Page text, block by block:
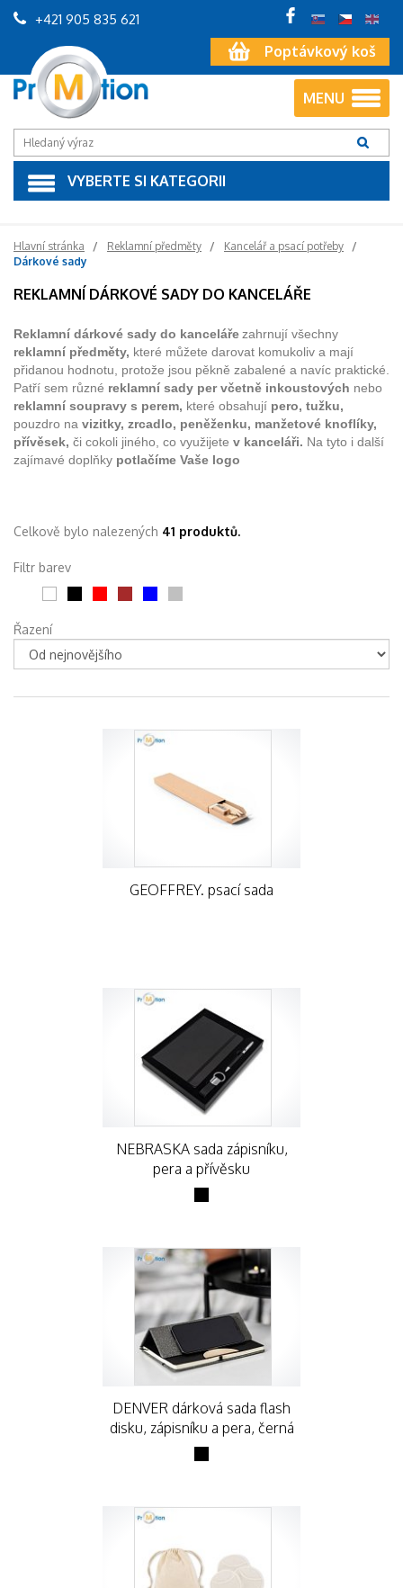
Poptávkový koš
+421 905 835 621
MENU
VYBERTE SI KATEGORII
Hlavní stránka Reklamní předměty
Kancelář a psací potřeby
Dárkové sady
REKLAMNÍ DÁRKOVÉ SADY DO KANCELÁŘE
Reklamní dárkové sady do kancelářezahrnují všechny
reklamní předměty, které můžete darovat komukoliv a mají
přidanou hodnotu, protože jsou pěkně zabalené a navíc praktické.
Patří sem různé reklamní sady per včetně inkoustových nebo
reklamní soupravy s perem, které obsahují pero, tužku,
pouzdro na vizitky, zrcadlo, peněženku, manžetové knoflíky,
přívěsek, či cokoli jiného, co využijete v kanceláři. Na tyto i další
zajímavé doplňky potlačíme Vaše logo
Celkově bylo nalezených 41 produktů.
Filtr barev
Řazení
GEOFFREY. psací sada
NEBRASKA sada zápisníku,
pera a přívěsku
DENVER dárková sada flash
disku, zápisníku a pera, černá